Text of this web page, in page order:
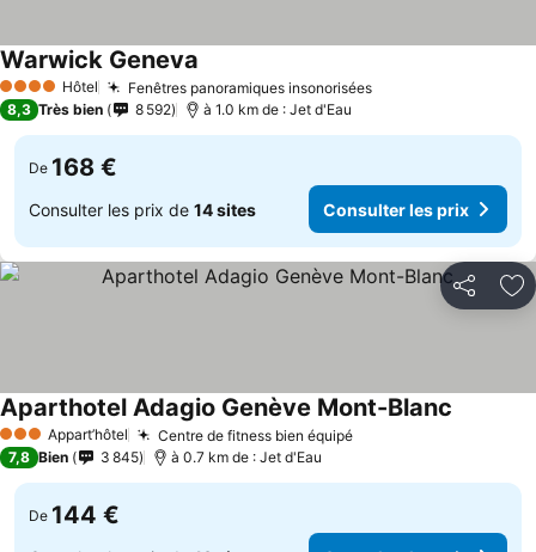
4 Étoiles Hôtel Fenêtres panoramiques insonorisées
Warwick Geneva
8,3 Très bien 8 592 à 1.0 km de : Jet d'Eau
De 168 €
Consulter les prix de 14 sites Consulter les prix
Partager
3 ÉtoilesAppart’hôtel Centre de fitness bien équipé
Aparthotel Adagio Genève Mont-Blanc
7,8 Bien 3 845 à 0.7 km de : Jet d'Eau
De 144 €